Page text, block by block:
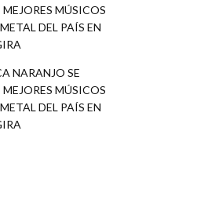
MEJORES MÚSICOS
DEL PAÍS EN
NARANJO SE
MEJORES MÚSICOS
DEL PAÍS EN